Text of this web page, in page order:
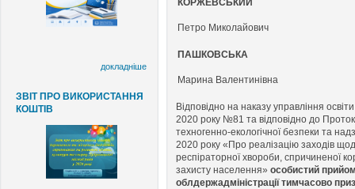
докладніше
ЗВІТ ПРО ВИКОРИСТАННЯ
КОШТІВ
КОРЖЕВСЬКИЙ
Петро Миколайович
ПАШКОВСЬКА
Марина Валентинівна
Відповідно на наказу управління
2020 року №81 та відповідно до
техногенно-екологічної безпеки та
2020 року «Про реалізацію заходів
респіраторної хвороби, спричиненої
захисту населення» особистий
облдержадміністрації тимчасово